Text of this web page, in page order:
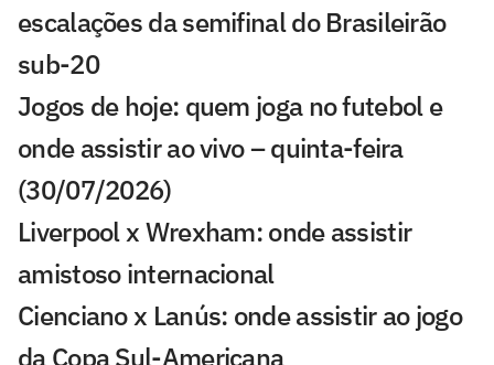
escalações da semifinal do Brasileirão
sub-20
Jogos de hoje: quem joga no futebol e
onde assistir ao vivo – quinta-feira
(30/07/2026)
Liverpool x Wrexham: onde assistir
amistoso internacional
Cienciano x Lanús: onde assistir ao jogo
da Copa Sul-Americana